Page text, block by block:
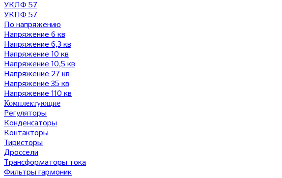
УКЛФ 57
УКПФ 57
По напряжению
Напряжение 6 кв
Напряжение 6,3 кв
Напряжение 10 кв
Напряжение 10,5 кв
Напряжение 27 кв
Напряжение 35 кв
Напряжение 110 кв
Комплектующие
Регуляторы
Конденсаторы
Контакторы
Тиристоры
Дроссели
Трансформаторы тока
Фильтры гармоник